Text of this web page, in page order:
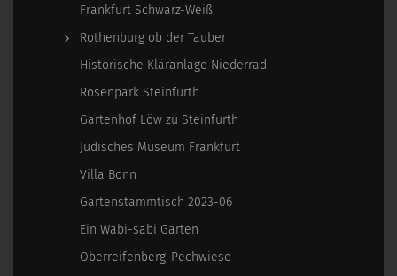
Frankfurt Schwarz-Weiß
Rothenburg ob der Tauber
Historische Kläranlage Niederrad
Rosenpark Steinfurth
Gartenhof Löw zu Steinfurth
Jüdisches Museum Frankfurt
Villa Bonn
Gartenstammtisch 2023-06
Ein Wabi-sabi Garten
Oberreifenberg-Pechwiese